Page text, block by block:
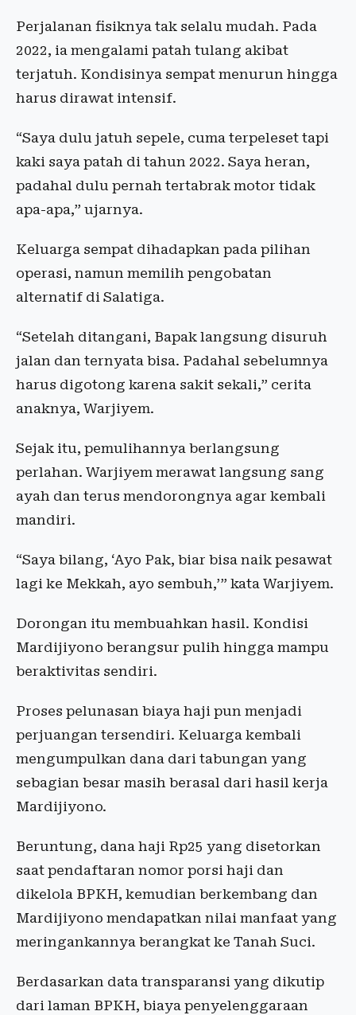
Perjalanan fisiknya tak selalu mudah. Pada
2022, ia mengalami patah tulang akibat
terjatuh. Kondisinya sempat menurun hingga
harus dirawat intensif.
“Saya dulu jatuh sepele, cuma terpeleset tapi
kaki saya patah di tahun 2022. Saya heran,
padahal dulu pernah tertabrak motor tidak
apa-apa,” ujarnya.
Keluarga sempat dihadapkan pada pilihan
operasi, namun memilih pengobatan
alternatif di Salatiga.
“Setelah ditangani, Bapak langsung disuruh
jalan dan ternyata bisa. Padahal sebelumnya
harus digotong karena sakit sekali,” cerita
anaknya, Warjiyem.
Sejak itu, pemulihannya berlangsung
perlahan. Warjiyem merawat langsung sang
ayah dan terus mendorongnya agar kembali
mandiri.
“Saya bilang, ‘Ayo Pak, biar bisa naik pesawat
lagi ke Mekkah, ayo sembuh,’” kata Warjiyem.
Dorongan itu membuahkan hasil. Kondisi
Mardijiyono berangsur pulih hingga mampu
beraktivitas sendiri.
Proses pelunasan biaya haji pun menjadi
perjuangan tersendiri. Keluarga kembali
mengumpulkan dana dari tabungan yang
sebagian besar masih berasal dari hasil kerja
Mardijiyono.
Beruntung, dana haji Rp25 yang disetorkan
saat pendaftaran nomor porsi haji dan
dikelola BPKH, kemudian berkembang dan
Mardijiyono mendapatkan nilai manfaat yang
meringankannya berangkat ke Tanah Suci.
Berdasarkan data transparansi yang dikutip
dari laman BPKH, biaya penyelenggaraan